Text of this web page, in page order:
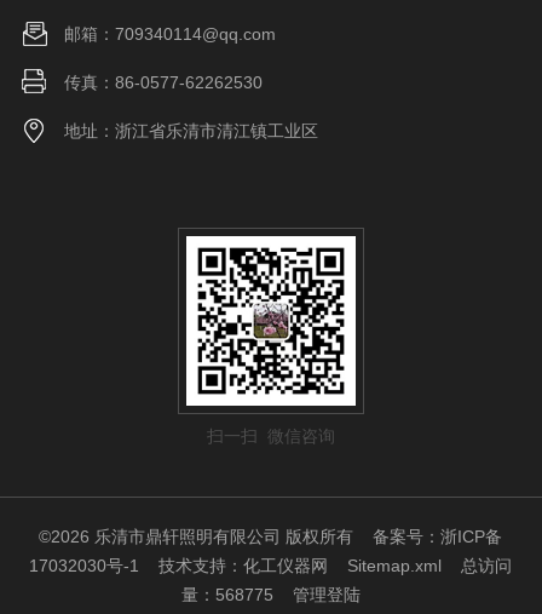
邮箱：709340114@qq.com
传真：86-0577-62262530
地址：浙江省乐清市清江镇工业区
扫一扫 微信咨询
©2026 乐清市鼎轩照明有限公司 版权所有备案号：浙ICP备
17032030号-1
技术支持：化工仪器网 Sitemap.xml 总访问
量：568775 管理登陆